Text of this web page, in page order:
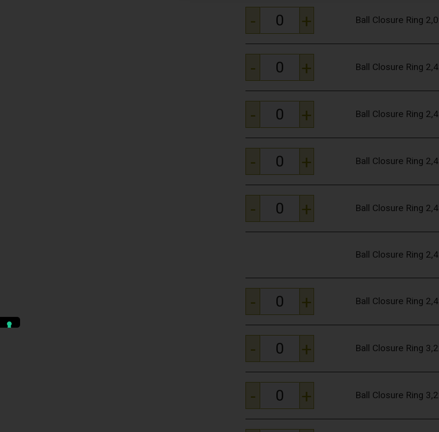
- + Ball Closure Ring
- + Ball Closure Ring
- + Ball Closure Ring
- + Ball Closure Ring
- + Ball Closure Ring
Ball Closure Ring
- + Ball Closure Ring
- + Ball Closure Ring
- + Ball Closure Ring